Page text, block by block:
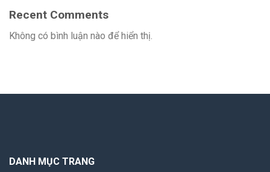
Recent Comments
Không có bình luận nào để hiển thị.
DANH MỤC TRANG